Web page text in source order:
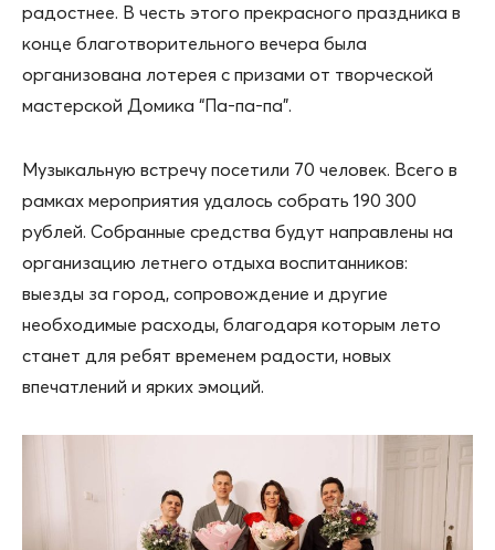
радостнее. В честь этого прекрасного праздника в
конце благотворительного вечера была
организована лотерея с призами от творческой
мастерской Домика “Па-па-па”.
Музыкальную встречу посетили 70 человек. Всего в
рамках мероприятия удалось собрать 190 300
рублей. Собранные средства будут направлены на
организацию летнего отдыха воспитанников:
выезды за город, сопровождение и другие
необходимые расходы, благодаря которым лето
станет для ребят временем радости, новых
впечатлений и ярких эмоций.